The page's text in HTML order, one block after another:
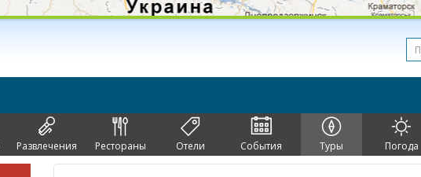
Развлечения Рестораны Отели События Туры Погода